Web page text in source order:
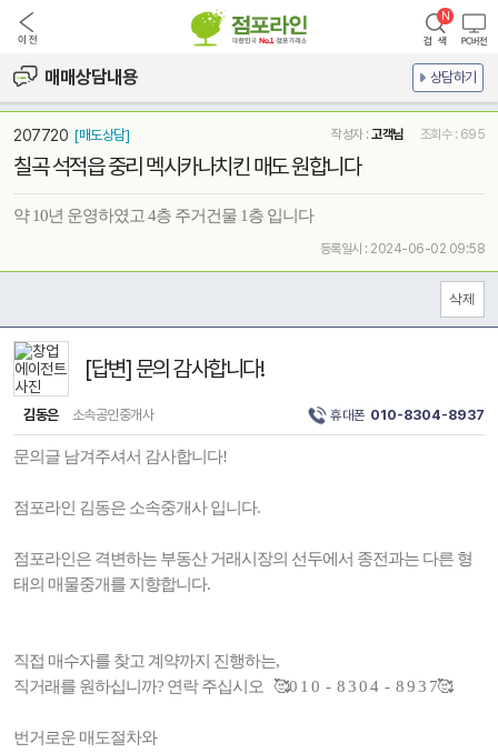
매매상담내용 상담하기
207720 [매도상담] 작성자 : 고객님 조회수 : 695
칠곡 석적읍 중리 멕시카나치킨 매도 원합니다
약 10년 운영하였고 4층 주거건물 1층 입니다
등록일시 : 2024-06-02 09:58
[답변] 문의 감사합니다!
김동은 소속공인중개사 휴대폰 010-8304-8937
문의글 남겨주셔서 감사합니다!
점포라인 김동은 소속중개사 입니다.
점포라인은 격변하는 부동산 거래시장의 선두에서 종전과는 다른 형
태의 매물중개를 지향합니다.
직접 매수자를 찾고 계약까지 진행하는,
직거래를 원하십니까? 연락 주십시오 🥰0 1 0 - 8 3 0 4 - 8 9 3 7🥰
번거로운 매도절차와